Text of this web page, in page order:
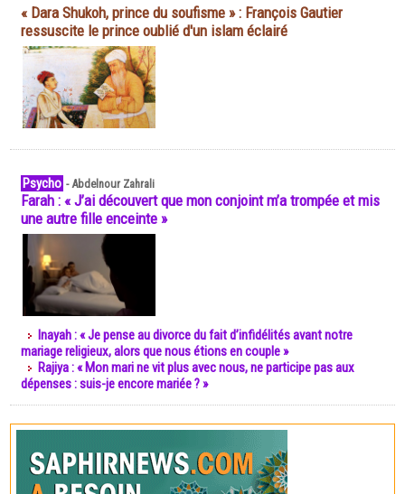
« Dara Shukoh, prince du soufisme » : François Gautier
ressuscite le prince oublié d'un islam éclairé
Psycho -Abdelnour Zahrali
Farah : « J’ai découvert que mon conjoint m’a trompée et mis
une autre fille enceinte »
Inayah : « Je pense au divorce du fait d’infidélités avant notre
mariage religieux, alors que nous étions en couple »
Rajiya : « Mon mari ne vit plus avec nous, ne participe pas aux
dépenses : suis-je encore mariée ? »